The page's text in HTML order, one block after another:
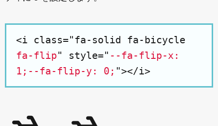
<i class="fa-solid fa-bicycle
fa-flip" style=" --fa-flip-x:
1;--fa-flip-y: 0; "></i>